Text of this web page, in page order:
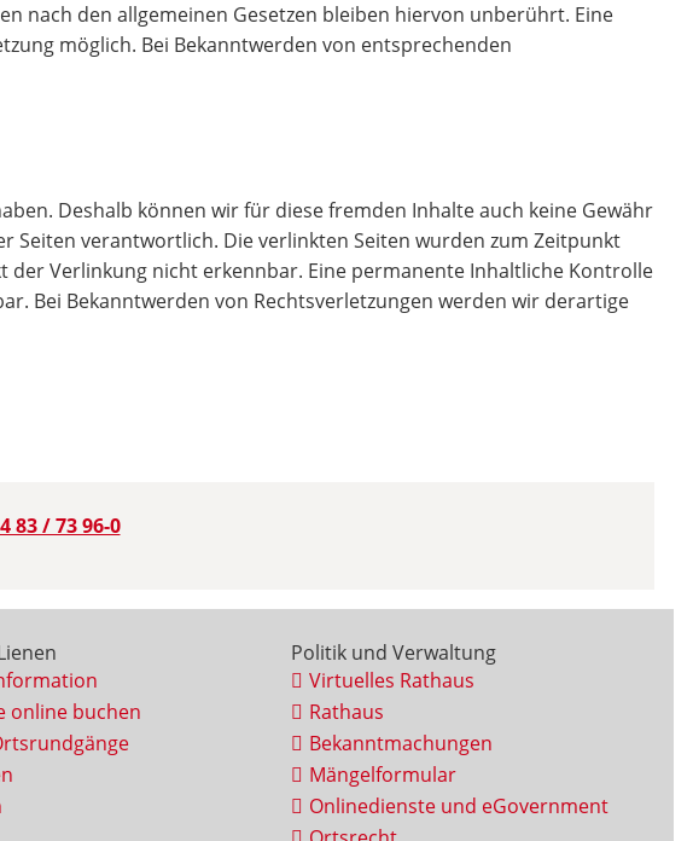
nach den allgemeinen Gesetzen bleiben hiervon unberührt. Eine
möglich. Bei Bekanntwerden von entsprechenden
Deshalb können wir für diese fremden Inhalte auch keine Gewähr
Seiten verantwortlich. Die verlinkten Seiten wurden zum Zeitpunkt
Verlinkung nicht erkennbar. Eine permanente Inhaltliche Kontrolle
Bei Bekanntwerden von Rechtsverletzungen werden wir derartige
83 / 73 96-0
online buchen
Politik und Verwaltung
Virtuelles Rathaus
Rathaus
Bekanntmachungen
Mängelformular
Onlinedienste und eGovernment